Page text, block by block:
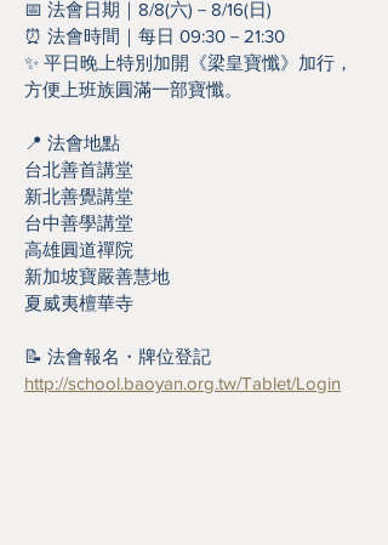
📅 法會日期｜8/8(六)－8/16(日)
⏰ 法會時間｜每日 09:30－21:30
✨ 平日晚上特別加開《梁皇寶懺》加行，
方便上班族圓滿一部寶懺。
📍 法會地點
台北善首講堂
新北善覺講堂
台中善學講堂
高雄圓道禪院
新加坡寶嚴善慧地
夏威夷檀華寺
📝 法會報名・牌位登記
http://school.baoyan.org.tw/Tablet/Login